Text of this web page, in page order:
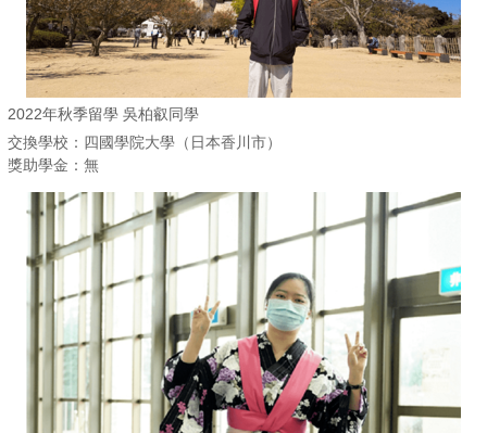
2022年秋季留學 吳柏叡同學
交換學校：四國學院大學（日本香川市）
獎助學金：無